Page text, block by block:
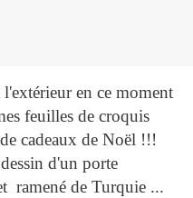
en ce moment
feuilles de croquis
cadeaux de Noël !!!
d'un porte
ramené de Turquie ...